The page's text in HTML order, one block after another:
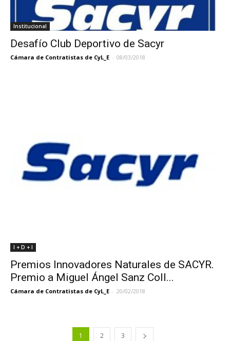
Institucional
Desafío Club Deportivo de Sacyr
Cámara de Contratistas de CyL_E - 08/03/2018
I + D + I
Premios Innovadores Naturales de SACYR.
Premio a Miguel Ángel Sanz Coll...
Cámara de Contratistas de CyL_E - 20/02/2018
1 2 3